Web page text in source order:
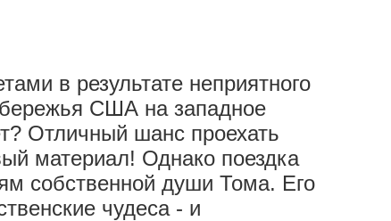
в результате неприятного
США на западное
Отличный шанс проехать
материал! Однако поездка
собственной души Тома. Его
чудеса - и